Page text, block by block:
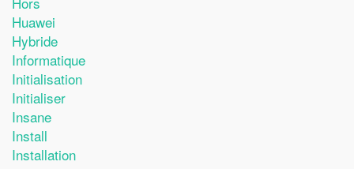
Huawei
Hybride
Informatique
Initialisation
Initialiser
Insane
Install
Installation